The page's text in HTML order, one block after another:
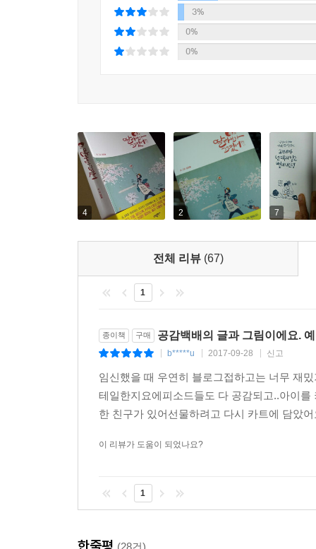
엄마, 엄마! 160
혼내기 힘들어 163
04 아빠 두 살
돌잔치 178
폭풍 잠투정 181
엄마 껌딱지 185
아빠랑 둘이서 187
아기 냄새 191
계단의 맛 192
인형 놀이 198
외출 준비 200
슬픈 삭발식 203
모유야 안녕 206
은근 재밌네 208
궁금해 212
아빠 복음 216
퇴근의 맛 218
가장의 무게 222
수 있을 것이다
3%
0%
0%
4 2 7
전체 리뷰 (67)
1
종이책 구매 공감백배의 글과 그림이에요.
b*****u 2017-09-28 신고
임신했을 때 우연히 블로그접하고는 너무 재
테일한지요에피소드들도 다 공감되고..아이
한 친구가 있어선물하려고 다시 카트에 담았
이 리뷰가 도움이 되었나요?
1